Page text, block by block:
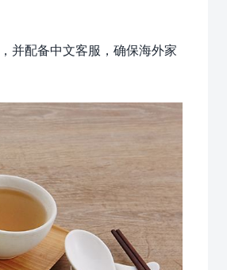
，并配备中文客服，确保海外家